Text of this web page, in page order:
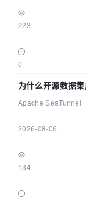
223
0
为什么开源数据
Apache SeaTunnel
2026-08-06
134